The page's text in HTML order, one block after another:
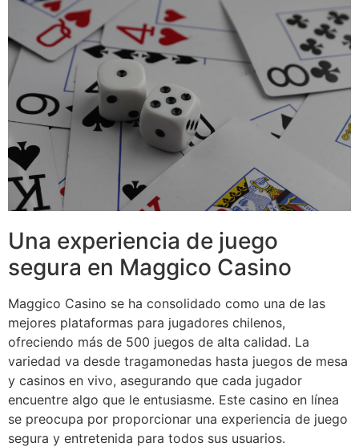
Una experiencia de juego
segura en Maggico Casino
Maggico Casino se ha consolidado como una de las
mejores plataformas para jugadores chilenos,
ofreciendo más de 500 juegos de alta calidad. La
variedad va desde tragamonedas hasta juegos de mesa
y casinos en vivo, asegurando que cada jugador
encuentre algo que le entusiasme. Este casino en línea
se preocupa por proporcionar una experiencia de juego
segura y entretenida para todos sus usuarios.